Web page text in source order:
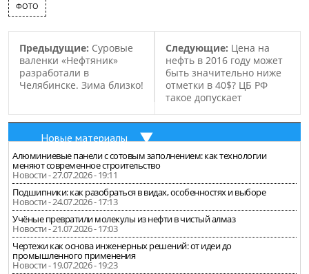
ФОТО
Предыдущие: Суровые
валенки «Нефтяник»
разработали в
Челябинске. Зима близко!
Следующие: Цена на
нефть в 2016 году может
быть значительно ниже
отметки в 40$? ЦБ РФ
такое допускает
Новые материалы
Алюминиевые панели с сотовым заполнением: как технологии
меняют современное строительство
Новости - 27.07.2026 - 19:11
Подшипники: как разобраться в видах, особенностях и выборе
Новости - 24.07.2026 - 17:13
Учёные превратили молекулы из нефти в чистый алмаз
Новости - 21.07.2026 - 17:03
Чертежи как основа инженерных решений: от идеи до
промышленного применения
Новости - 19.07.2026 - 19:23